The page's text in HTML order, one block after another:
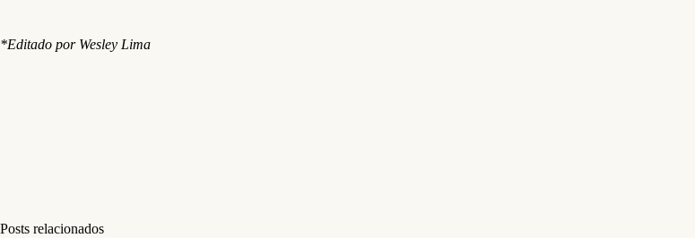
*Editado por Wesley Lima
Posts relacionados